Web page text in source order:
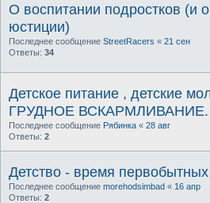
О воспитании подростков (и
юстиции)
Последнее сообщение StreetRacers « 21 сен
Ответы: 34
Детское питание , детские
ГРУДНОЕ ВСКАРМЛИВАНИЕ.
Последнее сообщение Рябинка « 28 авг
Ответы: 2
Детство - время первобытных
Последнее сообщение morehodsimbad « 16 апр
Ответы: 2